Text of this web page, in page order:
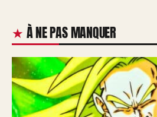
À NE PAS MANQUER